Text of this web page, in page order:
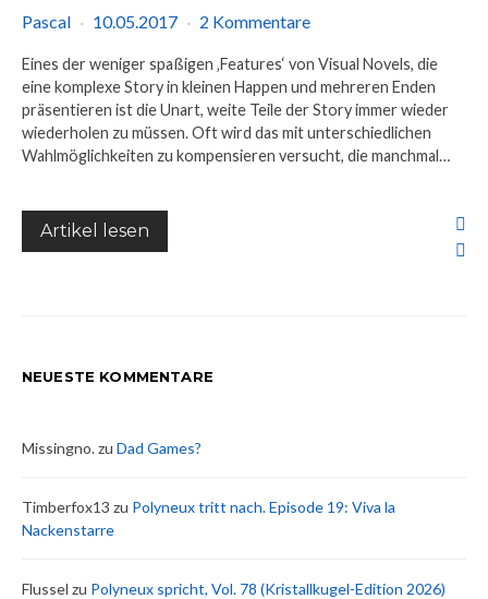
Pascal 10.05.2017 2 Kommentare
Eines der weniger spaßigen ‚Features‘ von Visual Novels, die
eine komplexe Story in kleinen Happen und mehreren Enden
präsentieren ist die Unart, weite Teile der Story immer wieder
wiederholen zu müssen. Oft wird das mit unterschiedlichen
Wahlmöglichkeiten zu kompensieren versucht, die manchmal…
Artikel lesen
NEUESTE KOMMENTARE
Missingno.zu Dad Games?
Timberfox13 zu Polyneux tritt nach. Episode 19: Viva la
Nackenstarre
Flussel zu Polyneux spricht, Vol. 78 (Kristallkugel-Edition 2026)